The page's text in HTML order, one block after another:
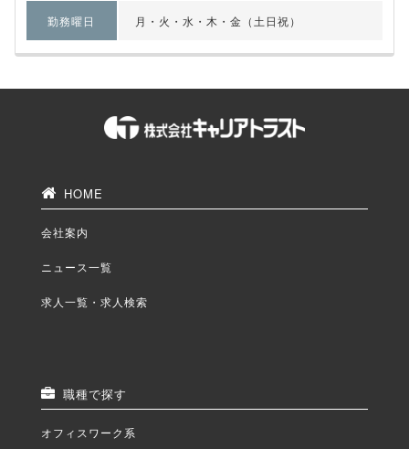
勤務曜日 月・火・水・木・金（土日祝）
HOME
会社案内
ニュース一覧
求人一覧・求人検索
職種で探す
オフィスワーク系